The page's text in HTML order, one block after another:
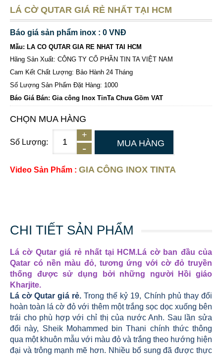
LÁ CỜ QUTAR GIÁ RẺ NHẤT TẠI HCM
Báo giá sản phẩm inox : 0 VNĐ
Mẫu: LA CO QUTAR GIA RE NHAT TAI HCM
Hãng Sản Xuất: CÔNG TY CỔ PHẦN TIN TA VIỆT NAM
Cam Kết Chất Lượng: Bảo Hành 24 Tháng
Số Lượng Sản Phẩm Đặt Hàng: 1000
Báo Giá Bán: Gia công Inox TinTa Chưa Gồm VAT
CHỌN MUA HÀNG
Số Lượng: MUA HÀNG
Video Sản Phẩm : GIA CÔNG INOX TINTA
CHI TIẾT SẢN PHẨM
Lá cờ Qutar giá rẻ nhất tại HCM.Lá cờ ban đầu của
Qatar có nền màu đỏ, tương ứng với cờ đỏ truyền
thống được sử dụng bởi những người Hồi giáo
Kharjite.
Lá cờ Qutar giá rẻ.Trong thế kỷ 19, Chính phủ thay đổi
hoàn toàn lá cờ đỏ với thêm một trắng sọc dọc xuống bên
trái cho phù hợp với chỉ thị của nước Anh. Sau lần sửa
đổi này, Sheik Mohammed bin Thani chính thức thông
qua một khuôn mẫu với màu đỏ và trắng theo hướng hiện
đại và trông mạnh mẽ hơn. Nhiều bổ sung đã được thực